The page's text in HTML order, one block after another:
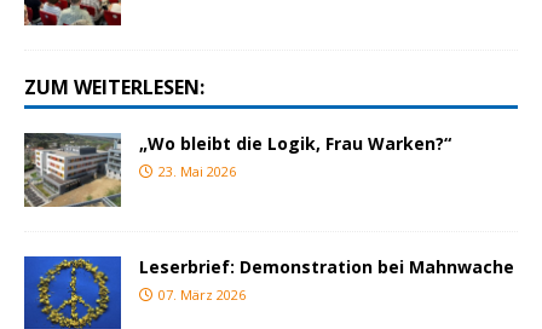
ZUM WEITERLESEN:
„Wo bleibt die Logik, Frau Warken?“
23. Mai 2026
Leserbrief: Demonstration bei Mahnwache
07. März 2026